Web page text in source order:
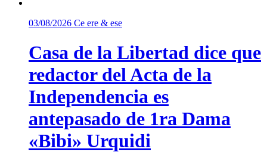
03/08/2026 Ce ere & ese
Casa de la Libertad dice que
redactor del Acta de la
Independencia es
antepasado de 1ra Dama
«Bibi» Urquidi